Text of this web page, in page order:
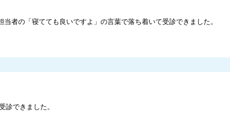
者の「寝てても良いですよ」の言葉で落ち着いて受診できました。
診できました。